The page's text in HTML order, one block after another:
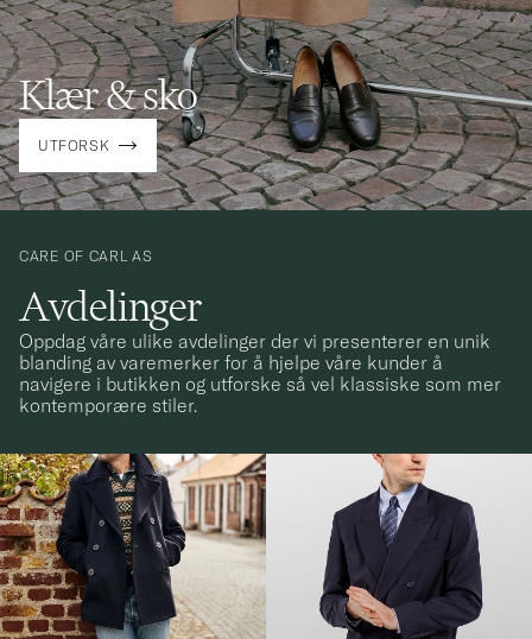
Klær & sko
UTFORSK
CARE OF CARL AS
Avdelinger
Oppdag våre ulike avdelinger der vi presenterer en unik
blanding av varemerker for å hjelpe våre kunder å
navigere i butikken og utforske så vel klassiske som mer
kontemporære stiler.